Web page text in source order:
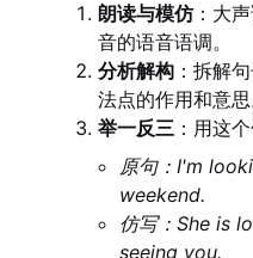
朗读与模仿：大
音的语音语调。
分析解构 ：拆解
法点的作用和意思
举一反三 ：用这
原句：I'm
weekend.
仿写：She is
seeing you.